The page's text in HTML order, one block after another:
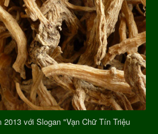
với Slogan "Vạn Chữ Tín Triệu